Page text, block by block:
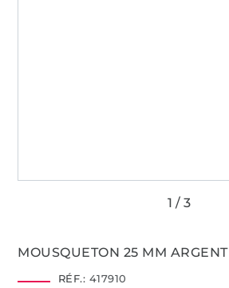
MOUSQUETON 25 MM ARGENT
RÉF.: 417910